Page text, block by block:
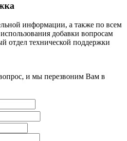
информации, а также по всем
добавки вопросам
отдел технической поддержки
и мы перезвоним Вам в